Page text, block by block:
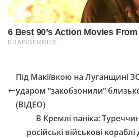
Під Макіївкою на Луганщині
ударом “закобзонили”
(ВІДЕО)
В Кремлі паніка:
російські військові